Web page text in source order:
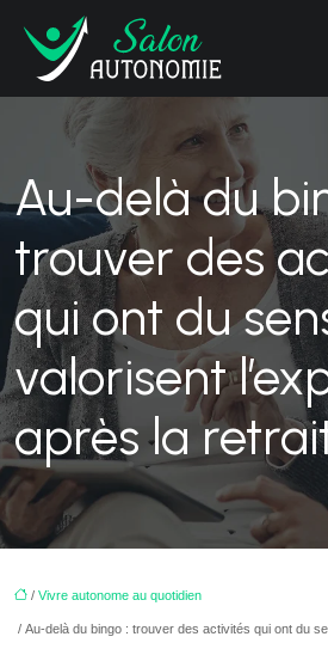
Au-delà du
trouver des
qui ont du
valorisent
après la
/ Vivre autonome au quotidien
/ Au-delà du bingo : trouver des activités qui ont du